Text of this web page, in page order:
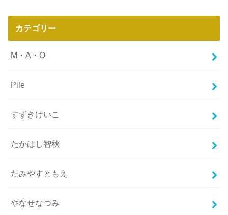
カテゴリー
M・A・O
Pile
すずきけいこ
たかはし智秋
たみやすともえ
やなせなつみ